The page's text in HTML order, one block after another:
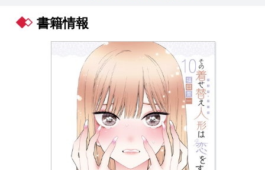
グッズ
採用情報
スクウェア・エニックス サイト内検索
書籍情報